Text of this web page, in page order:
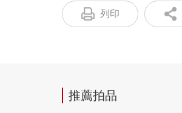
列印
推薦拍品